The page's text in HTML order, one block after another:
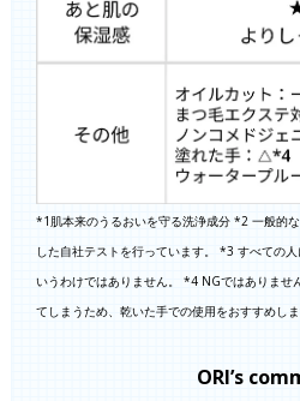
*1肌本来のうるおいを守る洗浄成分 *2 一般的
した自社テストを行っています。 *3 すべての
いうわけではありません。 *4 NGではありませ
てしまうため、乾いた手での使用をおすすめしま
ORI’s